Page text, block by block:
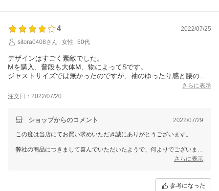
ドレスショップGIRLでは、今後もたくさんの商品をご用意して、
お客様のご利用を心よりお待ちしております。
また機会がございましたら、GIRLをどうぞよろしくお願いいたしま
4
2022/07/25
sitora0408さん
女性 50代
デザインはすごく素敵でした。
Mを購入、普段も大体M、物によってSです。
ジャストサイズでは無かったのですが、袖のゆったり感と腰のリ
ボンを結んだ時のバランスがちょうど良かったです。Sだと少しピ
ッタリし過ぎたかも。
さらに表示
注文日：2022/07/20
ショップからのコメント 2022/07/29
この度は当店にてお買い求めいただき誠にありがとうございます。
弊社の商品につきまして喜んでいただいたようで、何よりでございま
また何かございましたらお声をお聞かせいただきますようお願い致しま
さらに表示
参考になった